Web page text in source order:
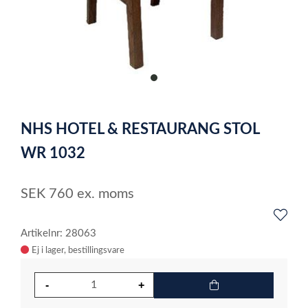
item
of
1
NHS HOTEL & RESTAURANG STOL
WR 1032
SEK 760 ex. moms
Artikelnr: 28063
Ej i lager